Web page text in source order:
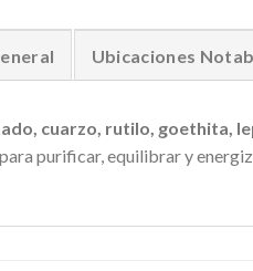
Ubicaciones
cuarzo, rutilo, goethita,
purificar, equilibrar y